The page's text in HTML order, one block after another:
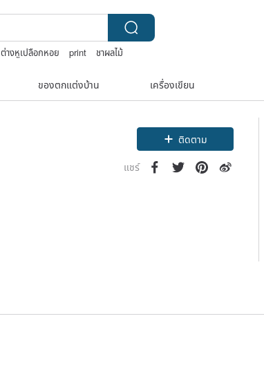
ต่างหูเปลือกหอย print
ชาผลไม้
ของตกแต่งบ้าน เครื่องเขียน
ติดตาม
แชร์